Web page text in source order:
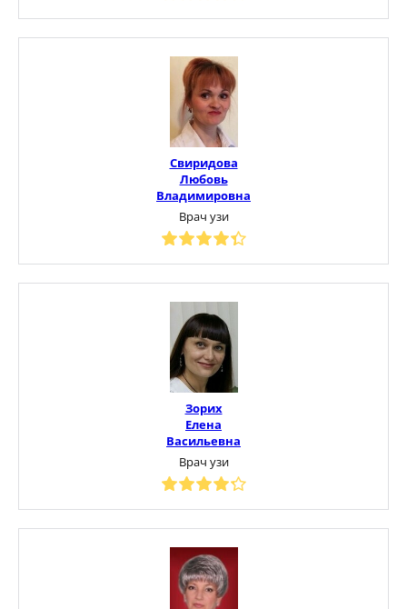
Свиридова
Любовь
Владимировна
Врач узи
Зорих
Елена
Васильевна
Врач узи